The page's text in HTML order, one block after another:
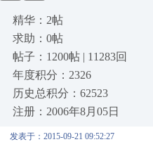
精华：2帖
求助：0帖
帖子：1200帖 | 11283回
年度积分：2326
历史总积分：62523
注册：2006年8月05日
发表于：2015-09-21 09:52:27